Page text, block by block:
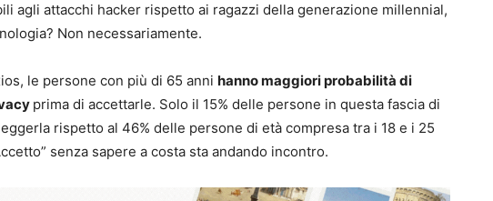
agli attacchi hacker rispetto ai ragazzi della generazione millennial,
Non necessariamente.
le persone con più di 65 anni hanno maggiori probabilità di
prima di accettarle. Solo il 15% delle persone in questa fascia di
rispetto al 46% delle persone di età compresa tra i 18 e i 25
senza sapere a costa sta andando incontro.